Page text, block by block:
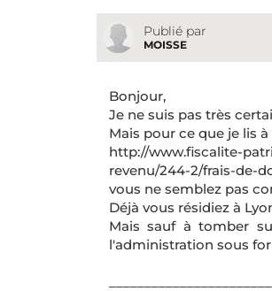
Publié par
MOISSE
Bonjour,
Je ne suis pas très
Mais pour ce que je lis
http://www.fiscalite-
revenu/244-2/frais-de-
vous ne semblez pas
Déjà vous résidiez à
Mais sauf à tomber
l'administration sous